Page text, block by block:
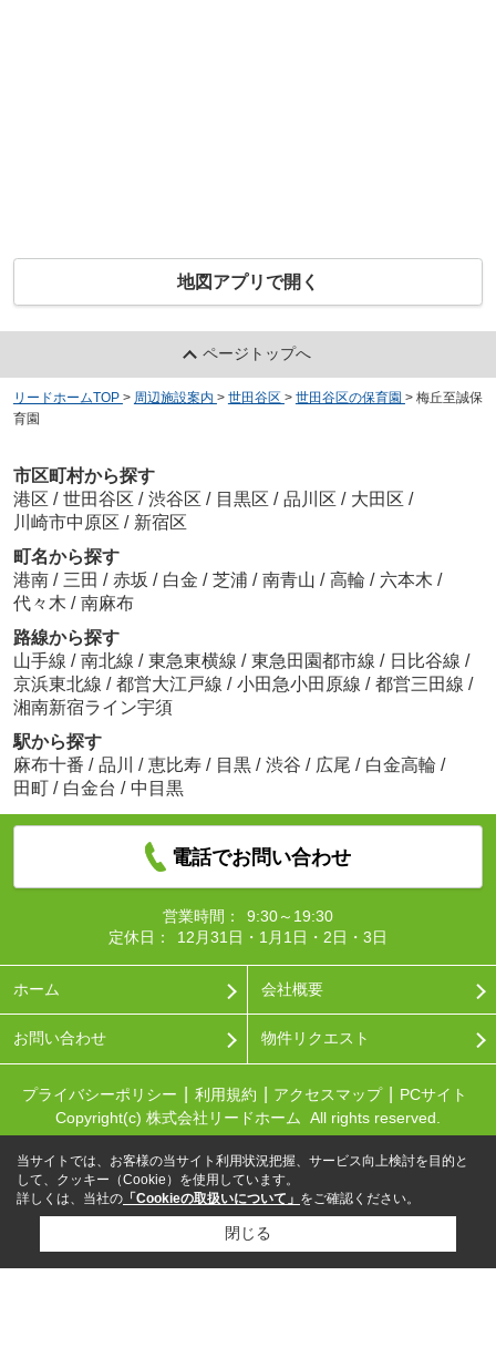
地図アプリで開く
ページトップへ
リードホームTOP > 周辺施設案内 > 世田谷区 > 世田谷区の保育園 > 梅丘至誠保
育園
市区町村から探す
港区 / 世田谷区 / 渋谷区 / 目黒区 / 品川区 / 大田区 /
川崎市中原区 / 新宿区
町名から探す
港南 / 三田 / 赤坂 / 白金 / 芝浦 / 南青山 / 高輪 / 六本木 /
代々木 / 南麻布
路線から探す
山手線 / 南北線 / 東急東横線 / 東急田園都市線 / 日比谷線 /
京浜東北線 / 都営大江戸線 / 小田急小田原線 / 都営三田線 /
湘南新宿ライン宇須
駅から探す
麻布十番 / 品川 / 恵比寿 / 目黒 / 渋谷 / 広尾 / 白金高輪 /
田町 / 白金台 / 中目黒
電話でお問い合わせ
営業時間：
9:30～19:30
定休日：
12月31日・1月1日・2日・3日
ホーム 会社概要
お問い合わせ 物件リクエスト
プライバシーポリシー 利用規約 アクセスマップ
PCサイト
Copyright(c) 株式会社リードホーム All rights reserved.
当サイトでは、お客様の当サイト利用状況把握、サービス向上検討を目的と
して、クッキー（Cookie）を使用しています。
詳しくは、当社の 「Cookieの取扱いについて」 をご確認ください。
閉じる